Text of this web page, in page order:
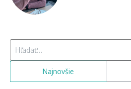
Najnovšie